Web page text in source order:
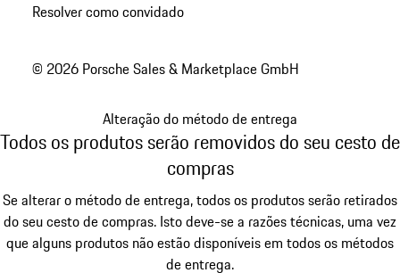
Resolver como convidado
© 2026 Porsche Sales & Marketplace GmbH
Alteração do método de entrega
Todos os produtos serão removidos do seu cesto de
compras
Se alterar o método de entrega, todos os produtos serão retirados
do seu cesto de compras. Isto deve-se a razões técnicas, uma vez
que alguns produtos não estão disponíveis em todos os métodos
de entrega.